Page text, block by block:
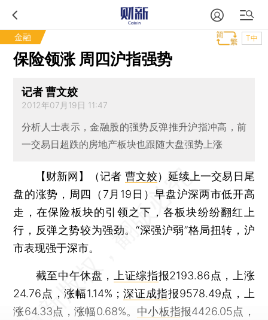
金融 T中
保险领涨 周四沪指强势
记者 曹文姣
2012年07月19日 11:47
分析人士表示，金融股的强势反弹推升沪指冲高，前
一交易日超跌的房地产板块也跟随大盘强势上涨
【财新网】（记者 曹文姣） 延续上一交易日尾
盘的涨势，周四（7月19日）早盘沪深两市低开高
走，在保险板块的引领之下，各板块纷纷翻红上
行，反弹之势较为强劲。“深强沪弱”格局扭转，沪
市表现强于深市。
截至中午休盘， 上证综指报2193.86点，上涨
24.76点，涨幅1.14%； 深证成指报9578.49点，上
涨64.33点，涨幅0.68%。 中小板指报4426.05点，